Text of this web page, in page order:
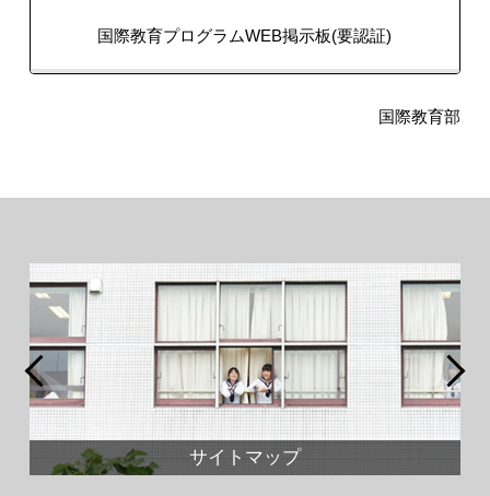
国際教育プログラムWEB掲示板(要認証)
国際教育部
サイトマップ